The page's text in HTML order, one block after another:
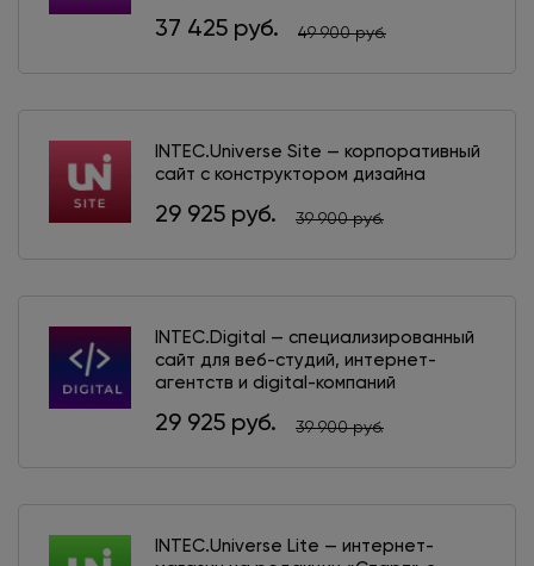
37 425 руб. 49 900 руб.
INTEC.Universe Site — корпоративный
сайт с конструктором дизайна
29 925 руб. 39 900 руб.
INTEC.Digital — специализированный
сайт для веб-студий, интернет-
агентств и digital-компаний
29 925 руб. 39 900 руб.
INTEC.Universe Lite — интернет-